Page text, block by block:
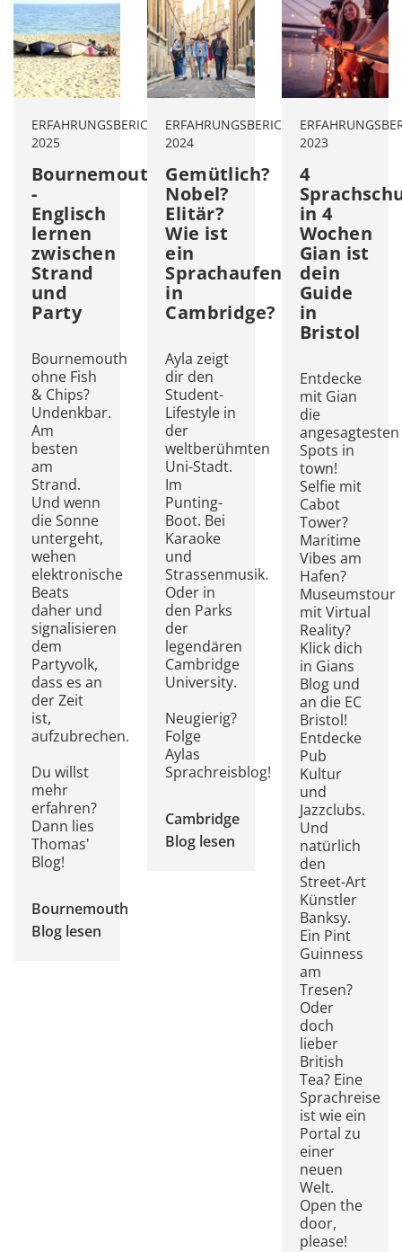
ERFAHRUNGSBERICHTE
November,
2025
Bournemouth
-
Englisch
lernen
zwischen
Strand
und
Party
Bournemouth
ohne Fish
& Chips?
Undenkbar.
Am
besten
am
Strand.
Und wenn
die Sonne
untergeht,
wehen
elektronische
Beats
daher und
signalisieren
dem
Partyvolk,
dass es an
der Zeit
ist,
aufzubrechen.
Du willst
mehr
erfahren?
Dann lies
Thomas'
Blog!
Bournemouth
Blog lesen
ERFAHRUNGSBERICHTE
März,
2024
Gemütlich?
Nobel?
Elitär?
Wie ist
ein
Sprachaufenthalt
in
Cambridge?
Ayla zeigt
dir den
Student-
Lifestyle in
der
weltberühmten
Uni-Stadt.
Im
Punting-
Boot. Bei
Karaoke
und
Strassenmusik.
Oder in
den Parks
der
legendären
Cambridge
University.
Neugierig?
Folge
Aylas
Sprachreisblog!
Cambridge
Blog lesen
2023
4
in 4
Wochen
Gian ist
dein
Guide
in
Bristol
Entdecke
mit Gian
die
angesagtesten
Spots in
town!
Selfie mit
Cabot
Tower?
Maritime
Vibes am
Hafen?
Museumstour
mit Virtual
Reality?
Klick dich
in Gians
Blog und
an die EC
Bristol!
Entdecke
Pub
Kultur
und
Jazzclubs.
Und
natürlich
den
Street-Art
Künstler
Banksy.
Ein Pint
Guinness
am
Tresen?
Oder
doch
lieber
British
Tea? Eine
Sprachreise
ist wie ein
Portal zu
einer
neuen
Welt.
Open the
door,
please!